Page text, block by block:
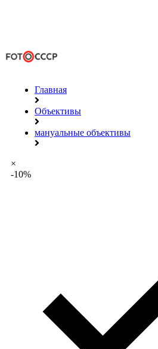
Главная
Объективы
мануальные объективы
×
-10%